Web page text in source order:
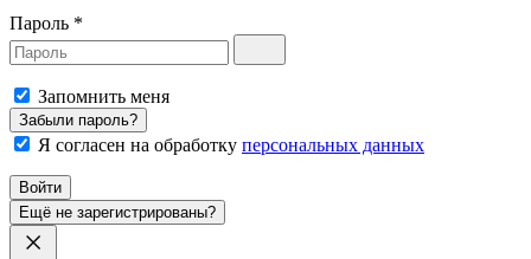
Пароль *
Запомнить меня
Забыли пароль?
Я согласен на обработку персональных данных
Войти
Ещё не зарегистрированы?